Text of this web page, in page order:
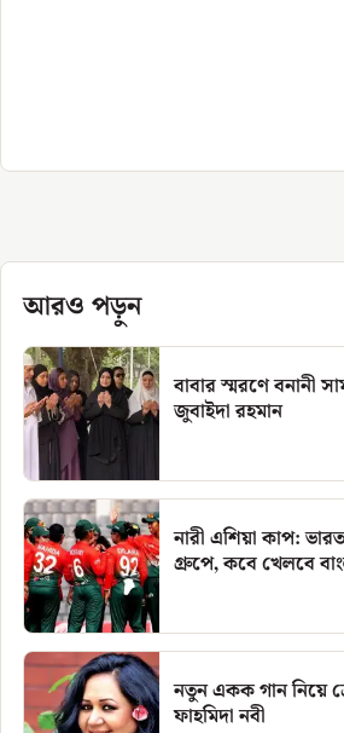
আরও পড়ুন
বাবার স্মরণে বনানী
জুবাইদা রহমান
নারী এশিয়া কাপ:
গ্রুপে, কবে খেলবে
নতুন একক গান নিয়ে
ফাহমিদা নবী